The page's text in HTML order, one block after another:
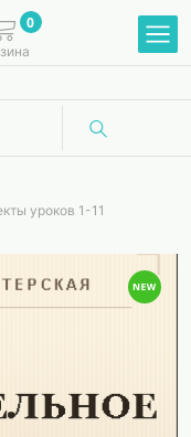
0
уроков 1-11